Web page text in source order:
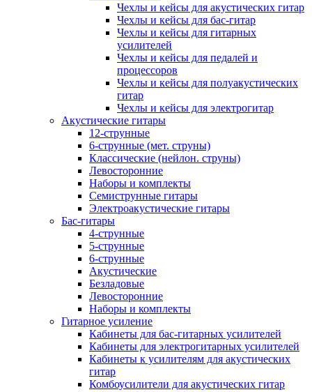
Чехлы и кейсы для акустических гитар
Чехлы и кейсы для бас-гитар
Чехлы и кейсы для гитарных
усилителей
Чехлы и кейсы для педалей и
процессоров
Чехлы и кейсы для полуакустических
гитар
Чехлы и кейсы для электрогитар
Акустические гитары
12-струнные
6-струнные (мет. струны)
Классические (нейлон. струны)
Левосторонние
Наборы и комплекты
Семиструнные гитары
Электроакустические гитары
Бас-гитары
4-струнные
5-струнные
6-струнные
Акустические
Безладовые
Левосторонние
Наборы и комплекты
Гитарное усиление
Кабинеты для бас-гитарных усилителей
Кабинеты для электрогитарных усилителей
Кабинеты к усилителям для акустических
гитар
Комбоусилители для акустических гитар